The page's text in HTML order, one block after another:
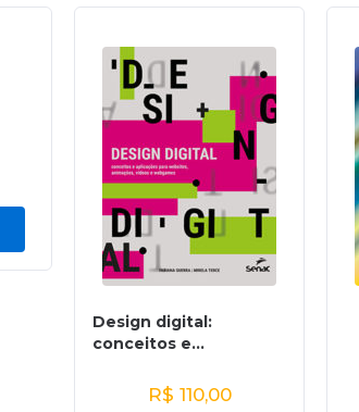
Design digital:
conceitos e...
R$ 110,00